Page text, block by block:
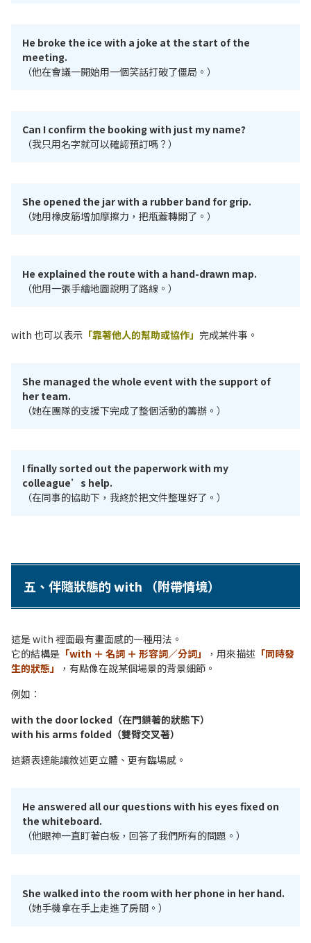
He broke the ice with a joke at the start of the
meeting.
（他在會議一開始用一個笑話打破了僵局。）
Can I confirm the booking with just my name?
（我只用名字就可以確認預訂嗎？）
She opened the jar with a rubber band for grip.
（她用橡皮筋增加摩擦力，把瓶蓋轉開了。）
He explained the route with a hand-drawn map.
（他用一張手繪地圖說明了路線。）
with 也可以表示 「靠著他人的幫助或協作」 完成某件事。
She managed the whole event with the support of
her team.
（她在團隊的支援下完成了整個活動的籌辦。）
I finally sorted out the paperwork with my
colleague’s help.
（在同事的協助下，我終於把文件整理好了。）
五、伴隨狀態的 with （附帶情境）
這是 with 裡面最有畫面感的一種用法。
它的結構是 「with ＋ 名詞 ＋ 形容詞／分詞」 ，用來描述 「同時發
生的狀態」
，有點像在說某個場景的背景細節。
例如：
with the door locked（在門鎖著的狀態下）
with his arms folded（雙臂交叉著）
這類表達能讓敘述更立體、更有臨場感。
He answered all our questions with his eyes fixed on
the whiteboard.
（他眼神一直盯著白板，回答了我們所有的問題。）
She walked into the room with her phone in her hand.
（她手機拿在手上走進了房間。）